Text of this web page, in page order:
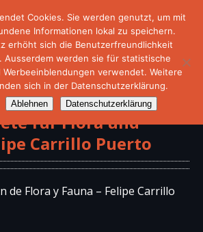
für Flora und
Carrillo Puerto
de Flora y Fauna – Felipe Carrillo
Cookies. Sie werden genutzt, um mit
Informationen lokal zu speichern.
erhöht sich die Benutzerfreundlichkeit
Ausserdem werden sie für statistische
verwendet. Weitere
sich in der Datenschutzerklärung.
Ablehnen Datenschutzerklärung